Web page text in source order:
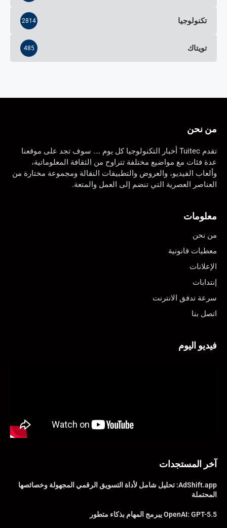
تكنولوجيا 2814
تويتاك 485
من نحن
تقدم Tuitec أخبار التكنولوجيا كل يوم …. سوف تجد على موقعنا
عدة فئات مع مواضيع مختلفة تتراوح من الثقافة المعلوماتية،
وألعاب الفيديو، والعروض والتطبيقات النقالة ومجموعة مختارة من
العناصر العصرية التي تنضم إلى العمل والمتعة.
معلومات
من نحن
معطيات قانونية
الإعلانات
إنتدابات
سرعة تدفق الانترنت
اتصل بنا
فيديو اليوم
آخر المستجدات
AdShift.app: تحليل شامل لأداة التسويق الرقمي المجهولة وخصائصها
المحتملة
OpenAI: GPT-5.5 يبرمج المهام بذكاء متطور